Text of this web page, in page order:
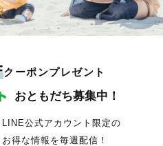
クーポンプレゼント
おともだち募集中！
LINE公式アカウント限定の
お得な情報を毎週配信！